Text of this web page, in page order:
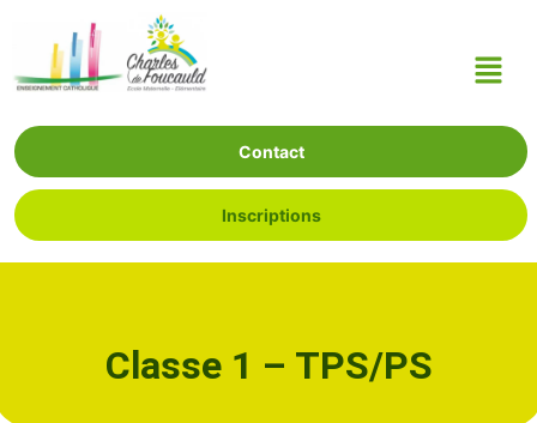
Contact
Inscriptions
Classe 1 – TPS/PS